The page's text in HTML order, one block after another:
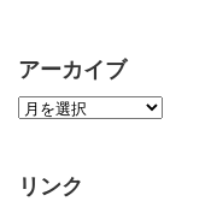
アーカイブ
リンク